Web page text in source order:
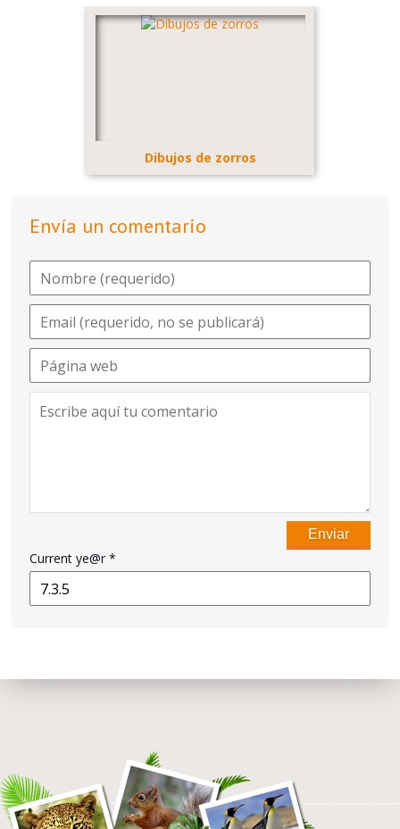
Dibujos de zorros
Envía un comentario
Current ye@r*